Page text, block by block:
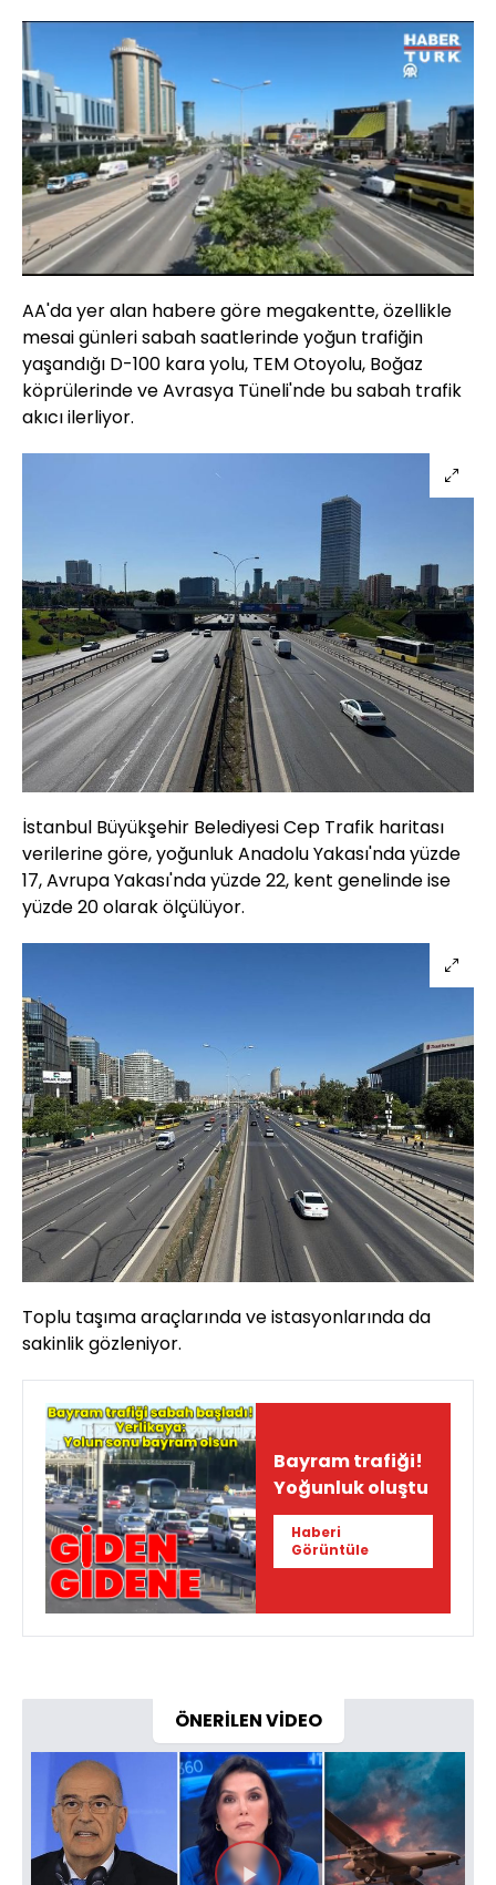
Sesi
Aç
Yüklendi:
100.00%
Oynatma
Hızı
AA'da yer alan habere göre megakentte, özellikle
mesai günleri sabah saatlerinde yoğun trafiğin
yaşandığı D-100 kara yolu, TEM Otoyolu, Boğaz
köprülerinde ve Avrasya Tüneli'nde bu sabah trafik
akıcı ilerliyor.
İstanbul Büyükşehir Belediyesi Cep Trafik haritası
verilerine göre, yoğunluk Anadolu Yakası'nda yüzde
17, Avrupa Yakası'nda yüzde 22, kent genelinde ise
yüzde 20 olarak ölçülüyor.
Toplu taşıma araçlarında ve istasyonlarında da
sakinlik gözleniyor.
Bayram trafiği!
Yoğunluk oluştu
Haberi
Görüntüle
ÖNERİLEN VİDEO